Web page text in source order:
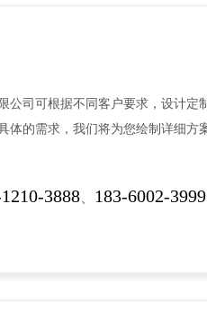
公司可根据不同客户要求，设计定
体的需求，我们将为您绘制详细方
3888 183-6002-3999